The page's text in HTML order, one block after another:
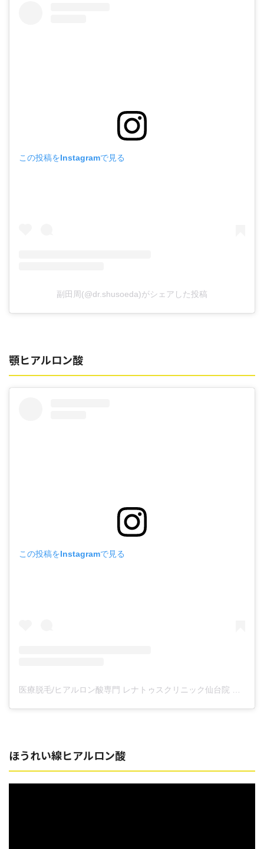
この投稿をInstagramで見る
副田周(@dr.shusoeda)がシェアした投稿
顎ヒアルロン酸
この投稿をInstagramで見る
ほうれい線ヒアルロン酸